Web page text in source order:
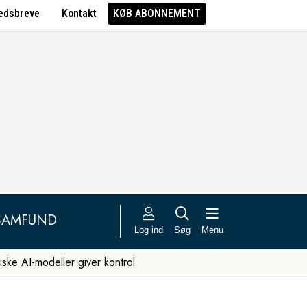
Kontakt KØB ABONNEMENT
Log ind Søg Menu
AI-modeller giver kontrol